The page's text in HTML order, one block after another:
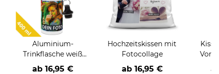
Aluminium-
Trinkflasche weiß
400 ml
ab 16,95 €
Hochzeitskissen mit
Fotocollage
ab 16,95 €
Von